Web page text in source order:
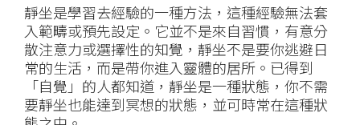
靜坐是學習去經驗的一種方法，這種經驗無法套
入範疇或預先設定。它並不是來自習慣，有意分
散注意力或選擇性的知覺，靜坐不是要你逃避日
常的生活，而是帶你進入靈體的居所。已得到
「自覺」的人都知道，靜坐是一種狀態，你不需
要靜坐也能達到冥想的狀態，並可時常在這種狀